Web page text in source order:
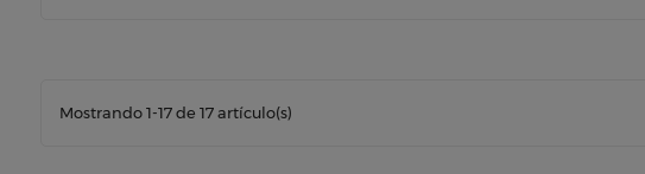
Mostrando 1-17 de 17 artículo(s)